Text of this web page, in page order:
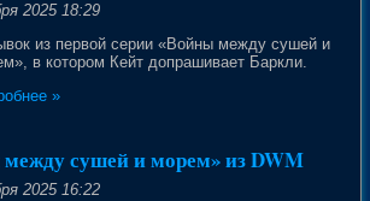
2025 18:29
из первой серии «Войны между сушей и
в котором Кейт допрашивает Баркли.
»
сушей и морем» из DWM
2025 16:22